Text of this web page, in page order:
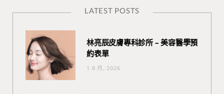
LATEST POSTS
林亮辰皮膚專科診所 – 美容醫學預
約表單
1 8 月, 2026